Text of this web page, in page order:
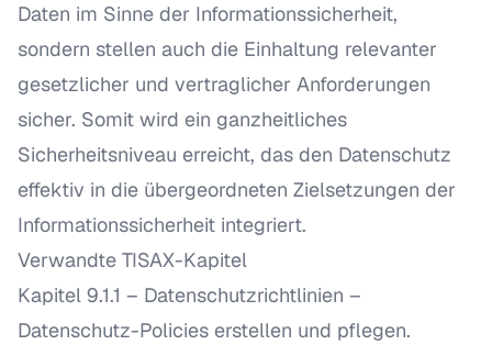
Daten im Sinne der Informationssicherheit,
sondern stellen auch die Einhaltung relevanter
gesetzlicher und vertraglicher Anforderungen
sicher. Somit wird ein ganzheitliches
Sicherheitsniveau erreicht, das den Datenschutz
effektiv in die übergeordneten Zielsetzungen der
Informationssicherheit integriert.
Verwandte TISAX-Kapitel
Kapitel 9.1.1 – Datenschutzrichtlinien –
Datenschutz-Policies erstellen und pflegen.